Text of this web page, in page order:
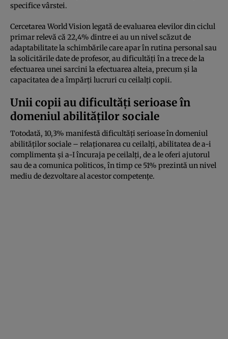
specifice vârstei.
Cercetarea World Vision legată de evaluarea elevilor din ciclul
primar relevă că 22,4% dintre ei au un nivel scăzut de
adaptabilitate la schimbările care apar în rutina personal sau
la solicitările date de profesor, au dificultăți în a trece de la
efectuarea unei sarcini la efectuarea alteia, precum și la
capacitatea de a împărți lucruri cu ceilalți copii.
Unii copii au dificultăți serioase în
domeniul abilităților sociale
Totodată, 10,3% manifestă dificultăți serioase în domeniul
abilităților sociale – relaționarea cu ceilalți, abilitatea de a-i
complimenta și a-I încuraja pe ceilalți, de a le oferi ajutorul
sau de a comunica politicos, în timp ce 51% prezintă un nivel
mediu de dezvoltare al acestor competențe.